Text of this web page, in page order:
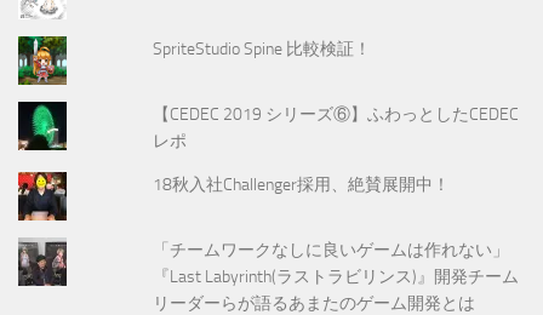
SpriteStudio Spine 比較検証！
【CEDEC 2019 シリーズ⑥】ふわっとしたCEDEC
レポ
18秋入社Challenger採用、絶賛展開中！
「チームワークなしに良いゲームは作れない」
『Last Labyrinth(ラストラビリンス)』開発チーム
リーダーらが語るあまたのゲーム開発とは